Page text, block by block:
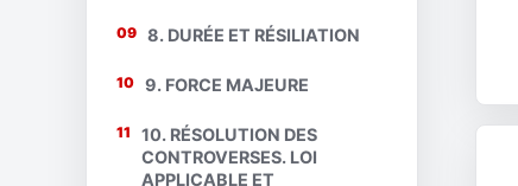
09 8. DURÉE ET RÉSILIATION
10 9. FORCE MAJEURE
11
10. RÉSOLUTION DES
CONTROVERSES. LOI
APPLICABLE ET